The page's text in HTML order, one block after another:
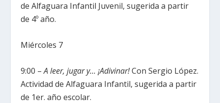
de Alfaguara Infantil Juvenil, sugerida a partir
de 4º año.
Miércoles 7
9:00 –A leer, jugar y… ¡Adivinar!Con Sergio López.
Actividad de Alfaguara Infantil, sugerida a partir
de 1er. año escolar.